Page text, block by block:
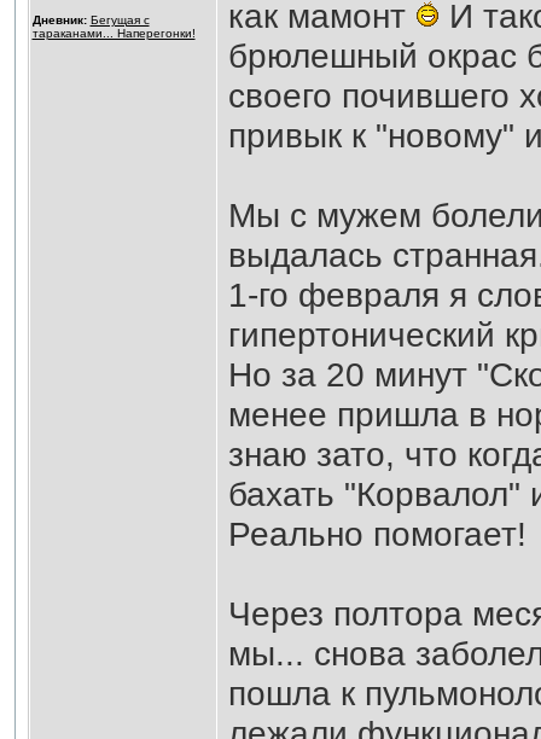
Дневник: Бегущая с
тараканами... Наперегонки!
как мамонт
И
брюлешный окрас
своего почившего
привык к "новому"
Мы с мужем
выдалась
1-го февраля я
гипертонический
Но за 20 минут
менее пришла в
знаю зато, что
бахать "Корвалол"
Реально помогает!
Через полтора
мы... снова
пошла к